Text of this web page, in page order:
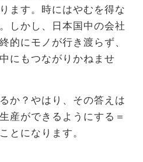
ます。時にはやむを得な
しかし、日本国中の会社
的にモノが行き渡らず、
にもつながりかねませ
か？やはり、その答えは
産ができるようにする＝
とになります。